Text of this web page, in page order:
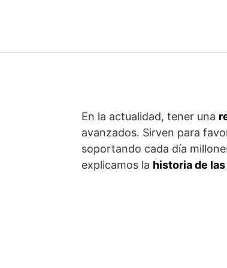
En la actualidad, tener una
avanzados. Sirven para
soportando cada día
explicamos la historia de